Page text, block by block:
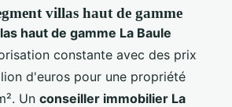
villas haut de gamme
haut de gamme La Baule
constante avec des prix
d'euros pour une propriété
Un conseiller immobilier La